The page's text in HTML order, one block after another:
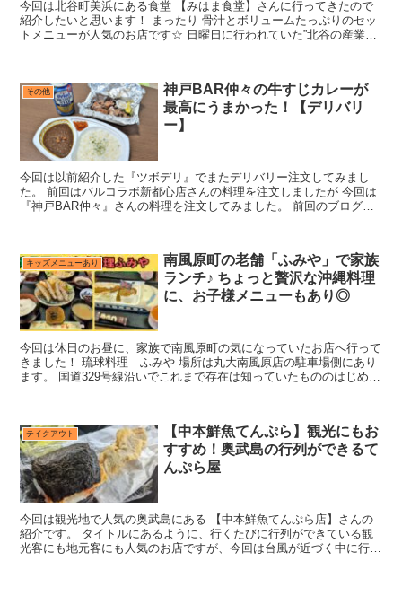
今回は北谷町美浜にある食堂 【みはま食堂】さんに行ってきたので
紹介したいと思います！ まったり 骨汁とボリュームたっぷりのセッ
トメニューが人気のお店です☆ 日曜日に行われていた”北谷の産業ま
その他
神戸BAR仲々の牛すじカレーが
最高にうまかった！【デリバリ
ー】
今回は以前紹介した『ツボデリ』でまたデリバリー注文してみまし
た。 前回はバルコラボ新都心店さんの料理を注文しましたが 今回は
『神戸BAR仲々』さんの料理を注文してみました。 前回のブログは
キッズメニューあり
南風原町の老舗「ふみや」で家族
ランチ♪ ちょっと贅沢な沖縄料理
に、お子様メニューもあり◎
今回は休日のお昼に、家族で南風原町の気になっていたお店へ行って
きました！ 琉球料理 ふみや 場所は丸大南風原店の駐車場側にあり
ます。 国道329号線沿いでこれまで存在は知っていたもののはじめて
テイクアウト
【中本鮮魚てんぷら】観光にもお
すすめ！奥武島の行列ができるて
んぷら屋
今回は観光地で人気の奥武島にある 【中本鮮魚てんぷら店】さんの
紹介です。 タイトルにあるように、行くたびに行列ができている観
光客にも地元客にも人気のお店ですが、今回は台風が近づく中に行っ